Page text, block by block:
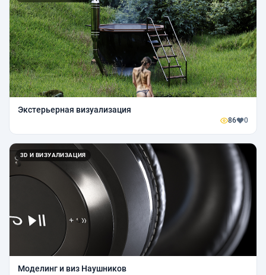
Экстерьерная визуализация
86 0
3D И ВИЗУАЛИЗАЦИЯ
Моделинг и виз Наушников